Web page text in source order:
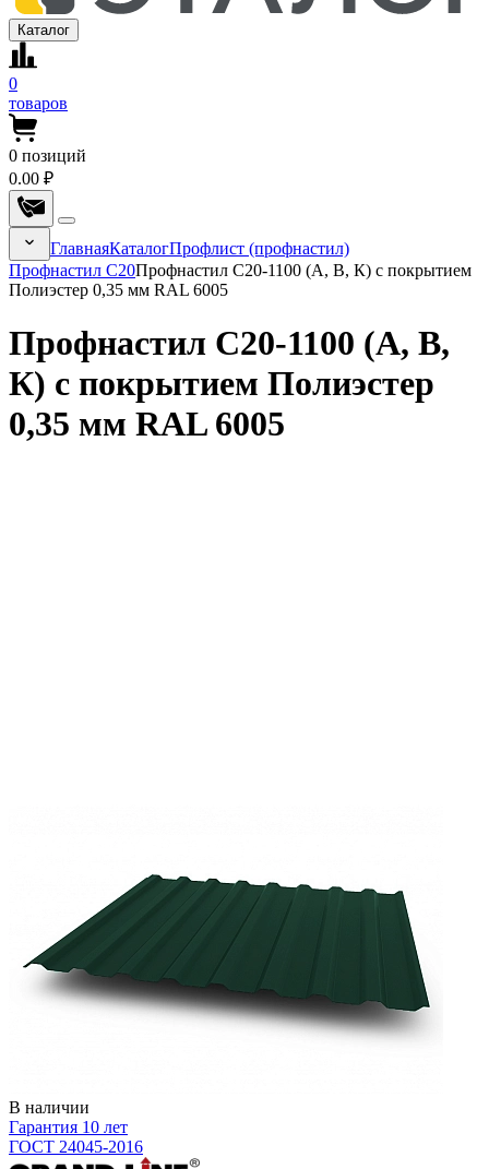
Каталог
0
товаров
0 позиций
0.00 ₽
ГлавнаяКаталогПрофлист (профнастил)
Профнастил С20Профнастил С20-1100 (А, В, К) с покрытием
Полиэстер 0,35 мм RAL 6005
Профнастил С20-1100 (А, В,
К) с покрытием Полиэстер
0,35 мм RAL 6005
В наличии
Гарантия 10 лет
ГОСТ 24045-2016